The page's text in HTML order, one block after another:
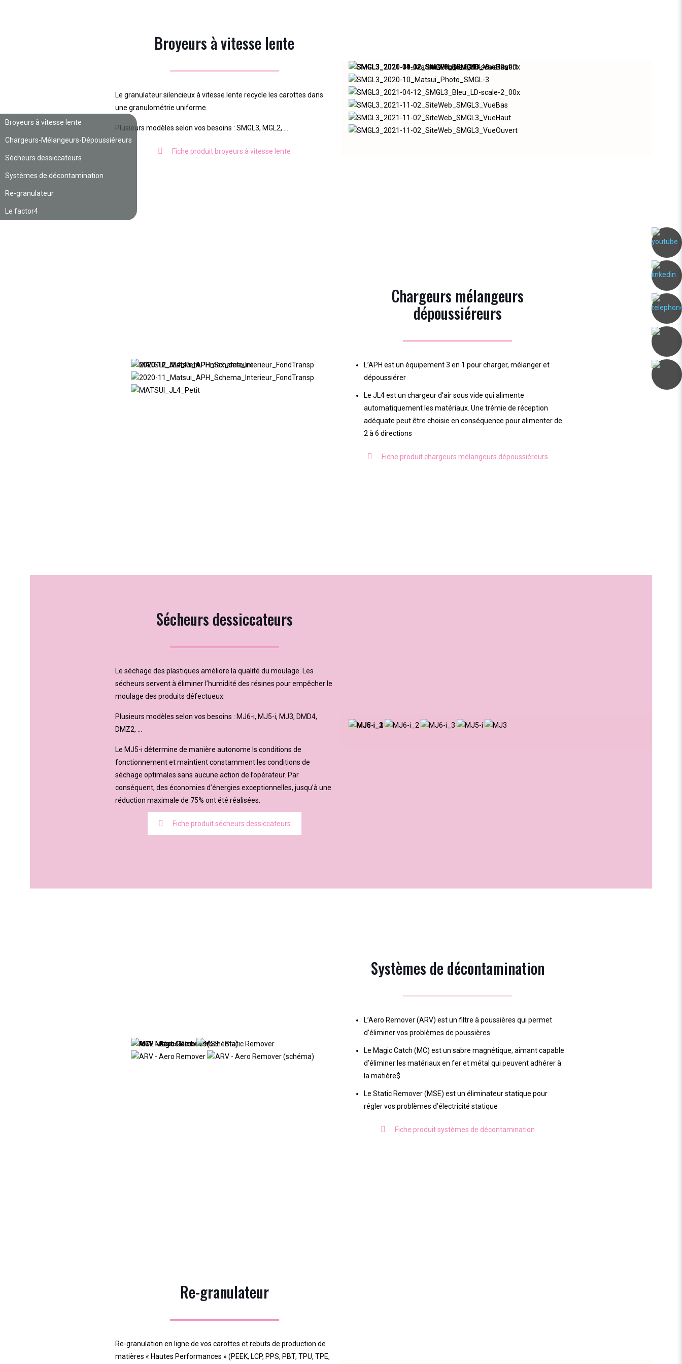
Broyeurs à vitesse lente
Chargeurs-Mélangeurs-Dépoussiéreurs
Sécheurs dessiccateurs
Systèmes de décontamination
Re-granulateur
Le factor4
Broyeurs à vitesse lente
Le granulateur silencieux à vitesse lente recycle les carottes dans
une granulométrie uniforme.
Plusieurs modèles selon vos besoins : SMGL3, MGL2, …
Fiche produit broyeurs à vitesse lente
Chargeurs mélangeurs
dépoussiéreurs
L’APH est un équipement 3 en 1 pour charger, mélanger et
dépoussiérer
Le JL4 est un chargeur d’air sous vide qui alimente
automatiquement les matériaux. Une trémie de réception
adéquate peut être choisie en conséquence pour alimenter de
2 à 6 directions
Fiche produit chargeurs mélangeurs dépoussiéreurs
Sécheurs dessiccateurs
Le séchage des plastiques améliore la qualité du moulage. Les
sécheurs servent à éliminer l’humidité des résines pour empêcher le
moulage des produits défectueux.
Plusieurs modèles selon vos besoins : MJ6-i, MJ5-i, MJ3, DMD4,
DMZ2, …
Le MJ5-i détermine de manière autonome ls conditions de
fonctionnement et maintient constamment les conditions de
séchage optimales sans aucune action de l’opérateur. Par
conséquent, des économies d’énergies exceptionnelles, jusqu’à une
réduction maximale de 75% ont été réalisées.
Fiche produit sécheurs dessiccateurs
Systèmes de décontamination
L’Aero Remover (ARV) est un filtre à poussières qui permet
d’éliminer vos problèmes de poussières
Le Magic Catch (MC) est un sabre magnétique, aimant capable
d’éliminer les matériaux en fer et métal qui peuvent adhérer à
la matière$
Le Static Remover (MSE) est un éliminateur statique pour
régler vos problèmes d’électricité statique
Fiche produit systèmes de décontamination
Re-granulateur
Re-granulation en ligne de vos carottes et rebuts de production de
matières « Hautes Performances » (PEEK, LCP, PPS, PBT, TPU, TPE,